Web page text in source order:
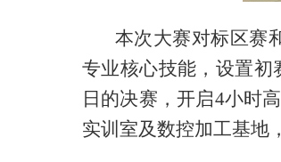
本次大赛对标区赛
专业核心技能，设置初
日的决赛，开启4小时
实训室及数控加工基地